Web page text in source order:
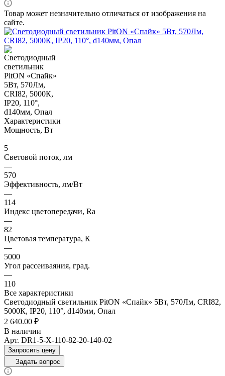
Товар может незначительно отличаться от изображения на
сайте.
Характеристики
Мощность, Вт
—
5
Световой поток, лм
—
570
Эффективность, лм/Вт
—
114
Индекс цветопередачи, Ra
—
82
Цветовая температура, К
—
5000
Угол рассеиваяния, град.
—
110
Все характеристики
Светодиодный светильник PitON «Спайк» 5Вт, 570Лм, CRI82,
5000К, IP20, 110°, d140мм, Опал
2 640.00 ₽
В наличии
Арт. DR1-5-X-110-82-20-140-02
Запросить цену
Задать вопрос